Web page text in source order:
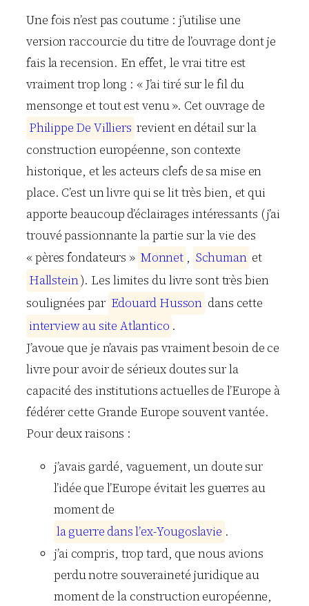
Une fois n’est pas coutume : j’utilise une
version raccourcie du titre de l’ouvrage dont je
fais la recension. En effet, le vrai titre est
vraiment trop long : « J’ai tiré sur le fil du
mensonge et tout est venu ». Cet ouvrage de
Philippe De Villiers revient en détail sur la
construction européenne, son contexte
historique, et les acteurs clefs de sa mise en
place. C’est un livre qui se lit très bien, et qui
apporte beaucoup d’éclairages intéressants (j’ai
trouvé passionnante la partie sur la vie des
« pères fondateurs » Monnet , Schuman et
Hallstein). Les limites du livre sont très bien
soulignées par Edouard Husson dans cette
interviewau site Atlantico .
J’avoue que je n’avais pas vraiment besoin de ce
livre pour avoir de sérieux doutes sur la
capacité des institutions actuelles de l’Europe à
fédérer cette Grande Europe souvent vantée.
Pour deux raisons :
j’avais gardé, vaguement, un doute sur
l’idée que l’Europe évitait les guerres au
moment de
laguerre dansl’ex-Yougoslavie .
j’ai compris, trop tard, que nous avions
perdu notre souveraineté juridique au
moment de la construction européenne,